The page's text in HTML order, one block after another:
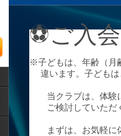
⚽ご入
※子どもは、年齢（月
違います。子どもは
当クラブは、体験に
ご検討していただ
まずは、お気軽に